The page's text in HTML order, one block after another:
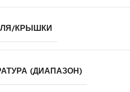
КРЫШКИ
(ДИАПАЗОН)